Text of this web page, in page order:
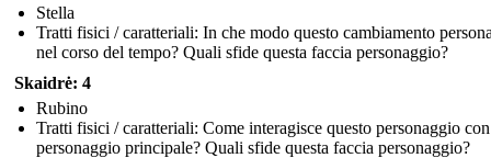
Stella
Tratti fisici / caratteriali: In che modo questo cambiamento
nel corso del tempo? Quali sfide questa faccia personaggio?
Skaidrė: 4
Rubino
Tratti fisici / caratteriali: Come interagisce questo personaggio
personaggio principale? Quali sfide questa faccia personaggio?